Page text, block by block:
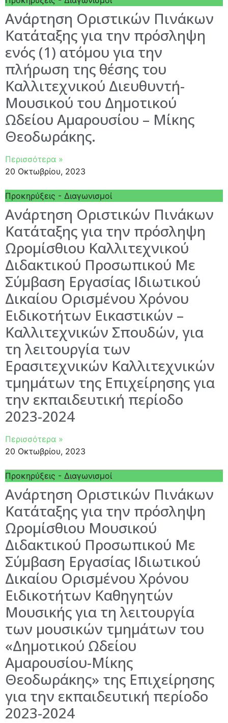
Ανάρτηση Οριστικών Πινάκων
Κατάταξης για την πρόσληψη
ενός (1) ατόμου για την
πλήρωση της θέσης του
Καλλιτεχνικού Διευθυντή-
Μουσικού του Δημοτικού
Ωδείου Αμαρουσίου – Μίκης
Θεοδωράκης.
Περισσότερα »
20 Οκτωβρίου, 2023
Προκηρύξεις - Διαγωνισμοί
Ανάρτηση Οριστικών Πινάκων
Κατάταξης για την πρόσληψη
Ωρομίσθιου Καλλιτεχνικού
Διδακτικού Προσωπικού Με
Σύμβαση Εργασίας Ιδιωτικού
Δικαίου Ορισμένου Χρόνου
Ειδικοτήτων Εικαστικών –
Καλλιτεχνικών Σπουδών, για
τη λειτουργία των
Ερασιτεχνικών Καλλιτεχνικών
τμημάτων της Επιχείρησης για
την εκπαιδευτική περίοδο
2023-2024
Περισσότερα »
20 Οκτωβρίου, 2023
Προκηρύξεις - Διαγωνισμοί
Ανάρτηση Οριστικών Πινάκων
Κατάταξης για την πρόσληψη
Ωρομίσθιου Μουσικού
Διδακτικού Προσωπικού Με
Σύμβαση Εργασίας Ιδιωτικού
Δικαίου Ορισμένου Χρόνου
Ειδικοτήτων Καθηγητών
Μουσικής για τη λειτουργία
των μουσικών τμημάτων του
«Δημοτικού Ωδείου
Αμαρουσίου-Μίκης
Θεοδωράκης» της Επιχείρησης
για την εκπαιδευτική περίοδο
2023-2024